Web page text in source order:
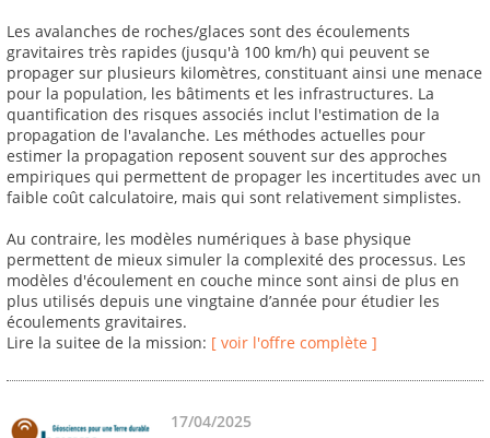
Les avalanches de roches/glaces sont des écoulements
gravitaires très rapides (jusqu'à 100 km/h) qui peuvent se
propager sur plusieurs kilomètres, constituant ainsi une menace
pour la population, les bâtiments et les infrastructures. La
quantification des risques associés inclut l'estimation de la
propagation de l'avalanche. Les méthodes actuelles pour
estimer la propagation reposent souvent sur des approches
empiriques qui permettent de propager les incertitudes avec un
faible coût calculatoire, mais qui sont relativement simplistes.
Au contraire, les modèles numériques à base physique
permettent de mieux simuler la complexité des processus. Les
modèles d'écoulement en couche mince sont ainsi de plus en
plus utilisés depuis une vingtaine d’année pour étudier les
écoulements gravitaires.
Lire la suitee de la mission: [ voir l'offre complète ]
17/04/2025